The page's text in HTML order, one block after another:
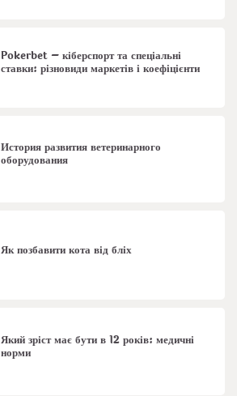
Pokerbet – кіберспорт та спеціальні
ставки: різновиди маркетів і коефіцієнти
История развития ветеринарного
оборудования
Як позбавити кота від бліх
Який зріст має бути в 12 років: медичні
норми